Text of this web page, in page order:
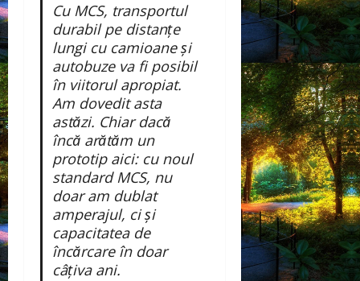
Cu MCS, transportul
durabil pe distanțe
lungi cu camioane și
autobuze va fi posibil
în viitorul apropiat.
Am dovedit asta
astăzi. Chiar dacă
încă arătăm un
prototip aici: cu noul
standard MCS, nu
doar am dublat
amperajul, ci și
capacitatea de
încărcare în doar
câțiva ani.